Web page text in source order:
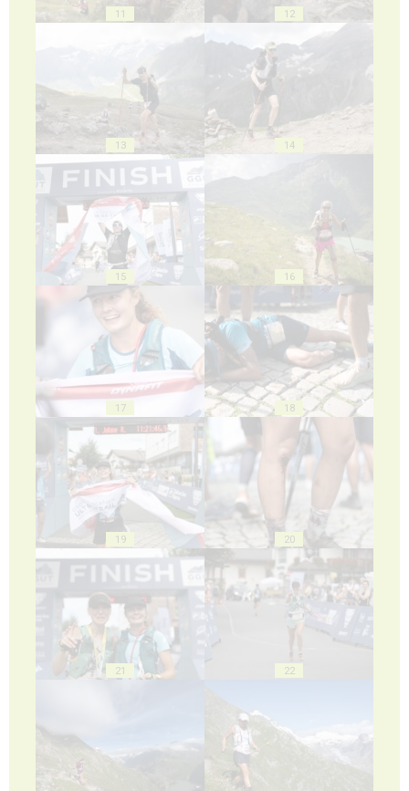
11 12
13 14
15 16
17 18
19 20
21 22